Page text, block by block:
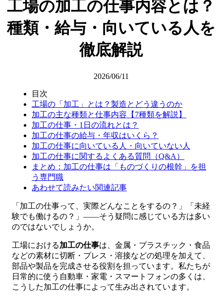
工場の加工の仕事内容とは？
種類・給与・向いている人を
徹底解説
2026/06/11
目次
工場の「加工」とは？製造とどう違うのか
加工の主な種類と仕事内容【7種類を解説】
加工の仕事・1日の流れとは？
加工の仕事の給与・年収はいくら？
加工の仕事に向いている人・向いていない人
加工の仕事に関するよくある質問（Q&A）
まとめ：加工の仕事は「ものづくりの根幹」を担
う専門職
あわせて読みたい関連記事
「加工の仕事って、実際どんなことをするの？」「未経
験でも働けるの？」――そう疑問に感じている方は多い
のではないでしょうか。
工場における加工の仕事は、金属・プラスチック・食品
などの素材に切断・プレス・溶接などの処理を加えて、
部品や製品を完成させる役割を担っています。私たちが
日常的に使う自動車・家電・スマートフォンの多くは、
こうした加工の仕事によって生み出されています。